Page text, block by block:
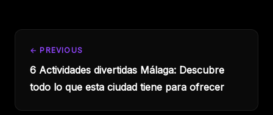
← PREVIOUS
6 Actividades divertidas Málaga: Descubre
todo lo que esta ciudad tiene para ofrecer